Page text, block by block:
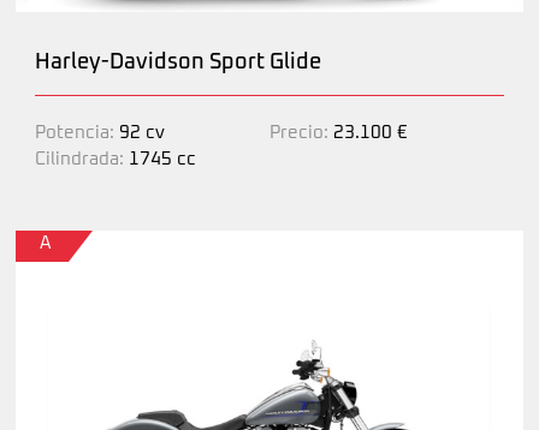
Harley-Davidson Sport Glide
Potencia: 92 cv
Cilindrada: 1745 cc
Precio: 23.100 €
A